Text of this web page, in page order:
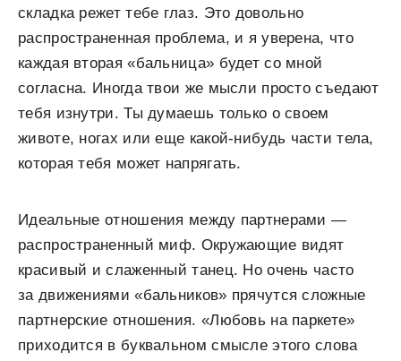
складка режет тебе глаз. Это довольно
распространенная проблема, и я уверена, что
каждая вторая «бальница» будет со мной
согласна. Иногда твои же мысли просто съедают
тебя изнутри. Ты думаешь только о своем
животе, ногах или еще какой-нибудь части тела,
которая тебя может напрягать.
Идеальные отношения между партнерами —
распространенный миф. Окружающие видят
красивый и слаженный танец. Но очень часто
за движениями «бальников» прячутся сложные
партнерские отношения. «Любовь на паркете»
приходится в буквальном смысле этого слова